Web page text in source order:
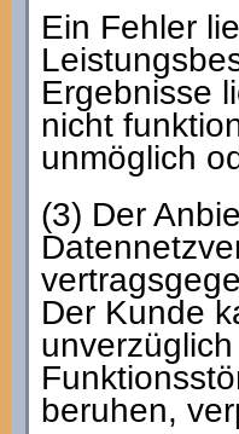
Ein Fehler
Ergebnisse
nicht
unmöglich
(3) Der
Der Kunde
beruhen,